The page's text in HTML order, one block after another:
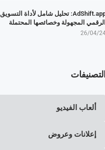
AdShift.app: تحليل شامل لأداة التسويق
الرقمي المجهولة وخصائصها المحتملة
26/04/
التصنيفات
ألعاب الفيديو
إعلانات وعروض